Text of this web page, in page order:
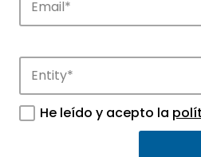
Discover the
Eurospain
He leído y acepto la